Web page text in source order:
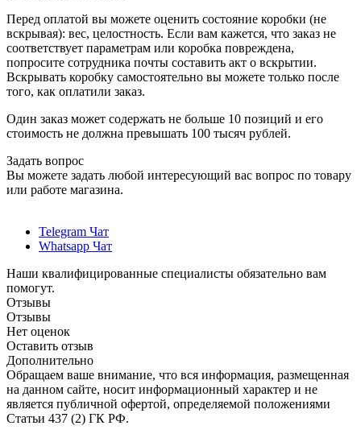
Перед оплатой вы можете оценить состояние коробки (не
вскрывая): вес, целостность. Если вам кажется, что заказ не
соответствует параметрам или коробка повреждена,
попросите сотрудника почты составить акт о вскрытии.
Вскрывать коробку самостоятельно вы можете только после
того, как оплатили заказ.
Один заказ может содержать не больше 10 позиций и его
стоимость не должна превышать 100 тысяч рублей.
Задать вопрос
Вы можете задать любой интересующий вас вопрос по товару
или работе магазина.
Telegram Чат
Whatsapp Чат
Наши квалифицированные специалисты обязательно вам
помогут.
Отзывы
Отзывы
Нет оценок
Оставить отзыв
Дополнительно
Обращаем ваше внимание, что вся информация, размещенная
на данном сайте, носит информационный характер и не
является публичной офертой, определяемой положениями
Статьи 437 (2) ГК РФ.